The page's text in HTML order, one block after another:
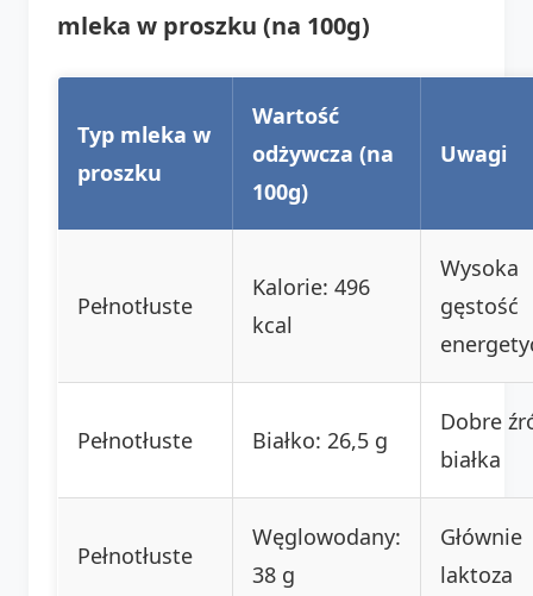
mleka w proszku (na 100g)
Typ mleka w
proszku
Wartość
odżywcza (na
100g)
Uwagi
Pełnotłuste
Kalorie: 496
kcal
Wysoka
gęstość
Pełnotłuste Białko: 26,5 g
Dobre
białka
Pełnotłuste
Węglowodany:
38 g
Głównie
laktoza